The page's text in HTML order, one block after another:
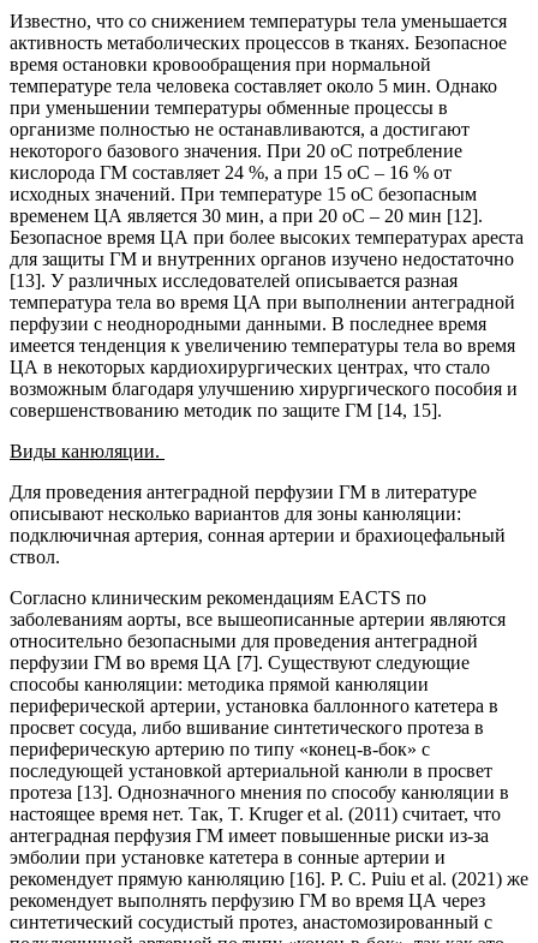
Известно, что со снижением температуры тела уменьшается
активность метаболических процессов в тканях. Безопасное
время остановки кровообращения при нормальной
температуре тела человека составляет около 5 мин. Однако
при уменьшении температуры обменные процессы в
организме полностью не останавливаются, а достигают
некоторого базового значения. При 20 оС потребление
кислорода ГМ составляет 24 %, а при 15 оС – 16 % от
исходных значений. При температуре 15 оС безопасным
временем ЦА является 30 мин, а при 20 оС – 20 мин [12].
Безопасное время ЦА при более высоких температурах ареста
для защиты ГМ и внутренних органов изучено недостаточно
[13]. У различных исследователей описывается разная
температура тела во время ЦА при выполнении антеградной
перфузии с неоднородными данными. В последнее время
имеется тенденция к увеличению температуры тела во время
ЦА в некоторых кардиохирургических центрах, что стало
возможным благодаря улучшению хирургического пособия и
совершенствованию методик по защите ГМ [14, 15].
Виды канюляции.
Для проведения антеградной перфузии ГМ в литературе
описывают несколько вариантов для зоны канюляции:
подключичная артерия, сонная артерии и брахиоцефальный
ствол.
Согласно клиническим рекомендациям EACTS по
заболеваниям аорты, все вышеописанные артерии являются
относительно безопасными для проведения антеградной
перфузии ГМ во время ЦА [7]. Существуют следующие
способы канюляции: методика прямой канюляции
периферической артерии, установка баллонного катетера в
просвет сосуда, либо вшивание синтетического протеза в
периферическую артерию по типу «конец-в-бок» с
последующей установкой артериальной канюли в просвет
протеза [13]. Однозначного мнения по способу канюляции в
настоящее время нет. Так, T. Kruger et al. (2011) считает, что
антеградная перфузия ГМ имеет повышенные риски из-за
эмболии при установке катетера в сонные артерии и
рекомендует прямую канюляцию [16]. P. C. Puiu et al. (2021) же
рекомендует выполнять перфузию ГМ во время ЦА через
синтетический сосудистый протез, анастомозированный с